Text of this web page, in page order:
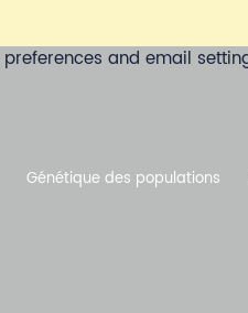
Génétique des populations